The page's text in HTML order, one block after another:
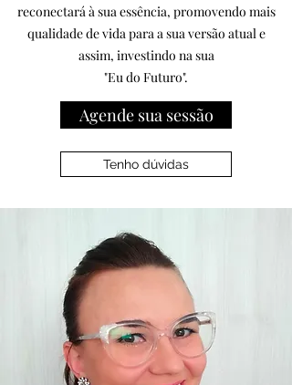
reconectará à sua essência, promovendo mais
qualidade de vida para a sua versão atual e
assim, investindo na sua
"Eu do Futuro".
Agende sua sessão
Tenho dúvidas